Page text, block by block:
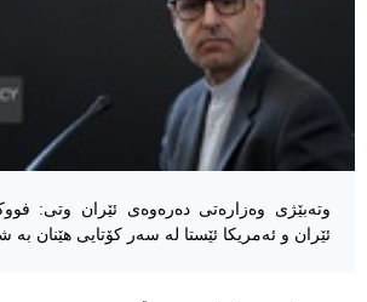
وتەبێژی وەزارەتی دەرەوەی ئێران وتی:
ئێران و ئەمریکا ئێستا لە سەر کۆتایی هێنان بە